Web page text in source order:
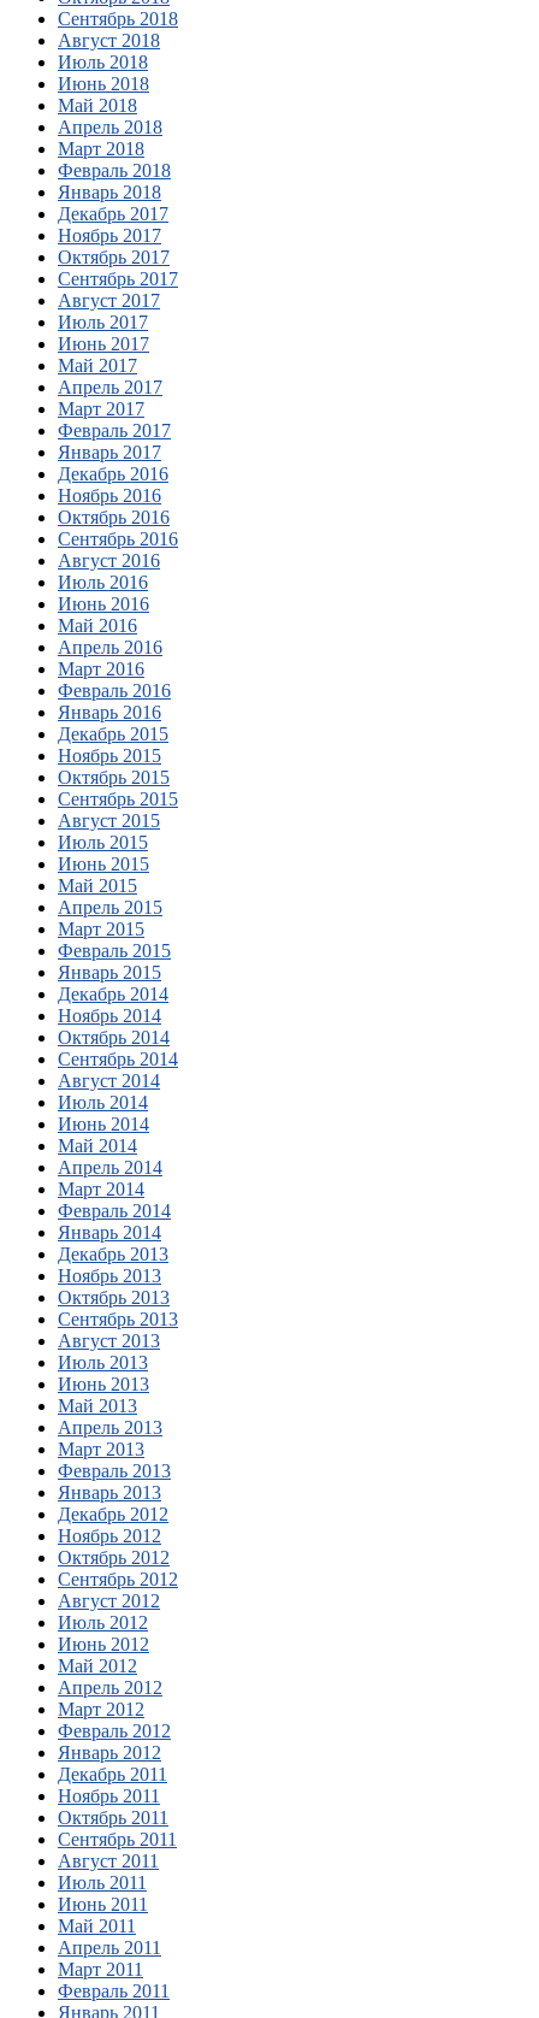
Сентябрь 2018
Август 2018
Июль 2018
Июнь 2018
Май 2018
Апрель 2018
Март 2018
Февраль 2018
Январь 2018
Декабрь 2017
Ноябрь 2017
Октябрь 2017
Сентябрь 2017
Август 2017
Июль 2017
Июнь 2017
Май 2017
Апрель 2017
Март 2017
Февраль 2017
Январь 2017
Декабрь 2016
Ноябрь 2016
Октябрь 2016
Сентябрь 2016
Август 2016
Июль 2016
Июнь 2016
Май 2016
Апрель 2016
Март 2016
Февраль 2016
Январь 2016
Декабрь 2015
Ноябрь 2015
Октябрь 2015
Сентябрь 2015
Август 2015
Июль 2015
Июнь 2015
Май 2015
Апрель 2015
Март 2015
Февраль 2015
Январь 2015
Декабрь 2014
Ноябрь 2014
Октябрь 2014
Сентябрь 2014
Август 2014
Июль 2014
Июнь 2014
Май 2014
Апрель 2014
Март 2014
Февраль 2014
Январь 2014
Декабрь 2013
Ноябрь 2013
Октябрь 2013
Сентябрь 2013
Август 2013
Июль 2013
Июнь 2013
Май 2013
Апрель 2013
Март 2013
Февраль 2013
Январь 2013
Декабрь 2012
Ноябрь 2012
Октябрь 2012
Сентябрь 2012
Август 2012
Июль 2012
Июнь 2012
Май 2012
Апрель 2012
Март 2012
Февраль 2012
Январь 2012
Декабрь 2011
Ноябрь 2011
Октябрь 2011
Сентябрь 2011
Август 2011
Июль 2011
Июнь 2011
Май 2011
Апрель 2011
Март 2011
Февраль 2011
Январь 2011